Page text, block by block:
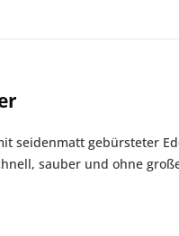
seidenmatt gebürsteter
sauber und ohne